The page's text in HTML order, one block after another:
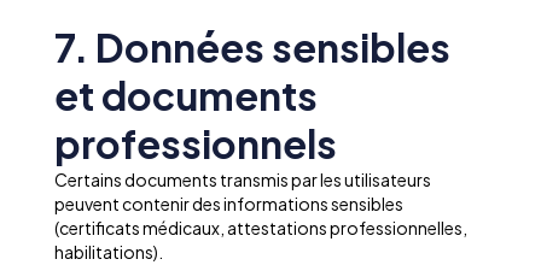
7. Données sensibles
et documents
professionnels
Certains documents transmis par les utilisateurs
peuvent contenir des informations sensibles
(certificats médicaux, attestations professionnelles,
habilitations).